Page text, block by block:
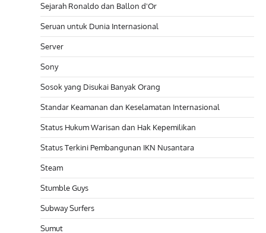
Sejarah Ronaldo dan Ballon d'Or
Seruan untuk Dunia Internasional
Server
Sony
Sosok yang Disukai Banyak Orang
Standar Keamanan dan Keselamatan Internasional
Status Hukum Warisan dan Hak Kepemilikan
Status Terkini Pembangunan IKN Nusantara
Steam
Stumble Guys
Subway Surfers
Sumut